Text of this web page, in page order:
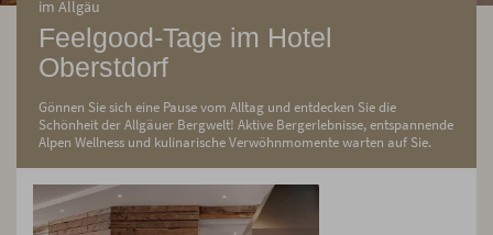
im Allgäu
Feelgood-Tage im Hotel
Oberstdorf
Gönnen Sie sich eine Pause vom Alltag und entdecken Sie die
Schönheit der Allgäuer Bergwelt! Aktive Bergerlebnisse, entspannende
Alpen Wellness und kulinarische Verwöhnmomente warten auf Sie.